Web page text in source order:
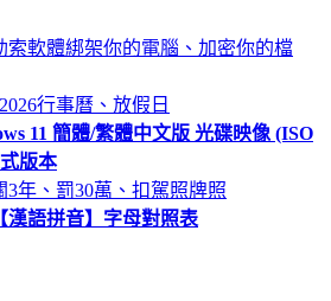
索軟體綁架你的電腦、加密你的檔
行事曆、放假日
11 簡體/繁體中文版 光碟映像 (ISO
版本
3年、罰30萬、扣駕照牌照
漢語拼音】字母對照表